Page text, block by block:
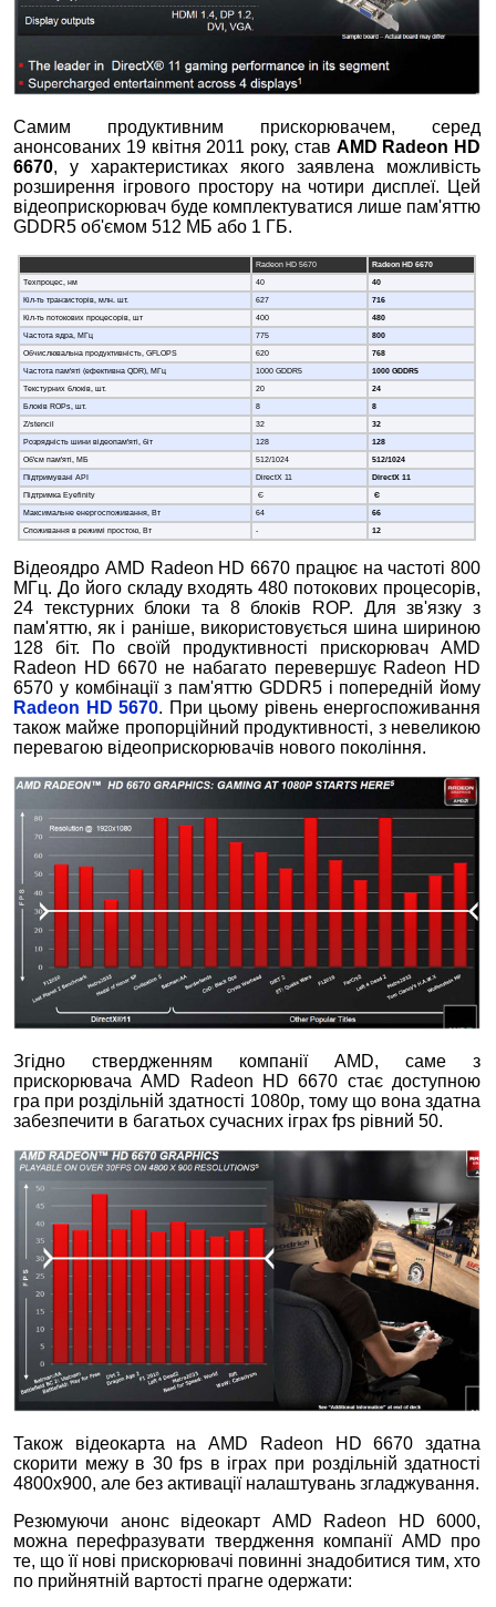
Самим продуктивним прискорювачем, серед
анонсованих 19 квітня 2011 року, став AMD Radeon HD
6670, у характеристиках якого заявлена можливість
розширення ігрового простору на чотири дисплеї. Цей
відеоприскорювач буде комплектуватися лише пам'яттю
GDDR5 об'ємом 512 МБ або 1 ГБ.
Radeon HD 5670
Radeon HD 6670
Техпроцес, нм
40
40
Кіл-ть транзисторів, млн. шт.
627
716
Кіл-ть потокових процесорів, шт
400
480
Частота ядра, МГц
775
800
Обчислювальна продуктивність, GFLOPS
620
768
Частота пам'яті (ефективна QDR), МГц
1000 GDDR5
1000 GDDR5
Текстурних блоків, шт.
20
24
Блоків ROPs, шт.
8
8
Z/stencil
32
32
Розрядність шини відеопам'яті, біт
128
128
Об'єм пам'яті, МБ
512/1024
512/1024
Підтримувані API
DirectХ 11
DirectХ 11
Підтримка Eyefinity
Є
Є
Максимальне енергоспоживання, Вт
64
66
Споживання в режимі простою, Вт
- 12
Відеоядро AMD Radeon HD 6670 працює на частоті 800
МГц. До його складу входять 480 потокових процесорів,
24 текстурних блоки та 8 блоків ROP. Для зв'язку з
пам'яттю, як і раніше, використовується шина шириною
128 біт. По своїй продуктивності прискорювач AMD
Radeon HD 6670 не набагато перевершує Radeon HD
6570 у комбінації з пам'яттю GDDR5 і попередній йому
Radeon HD 5670. При цьому рівень енергоспоживання
також майже пропорційний продуктивності, з невеликою
перевагою відеоприскорювачів нового покоління.
Згідно ствердженням компанії AMD, саме з
прискорювача AMD Radeon HD 6670 стає доступною
гра при роздільній здатності 1080p, тому що вона здатна
забезпечити в багатьох сучасних іграх fps рівний 50.
Також відеокарта на AMD Radeon HD 6670 здатна
скорити межу в 30 fps в іграх при роздільній здатності
4800х900, але без активації налаштувань згладжування.
Резюмуючи анонс відеокарт AMD Radeon HD 6000,
можна перефразувати твердження компанії AMD про
те, що її нові прискорювачі повинні знадобитися тим, хто
по прийнятній вартості прагне одержати: